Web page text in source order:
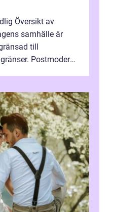
Översikt av
samhälle är
till
Postmodern